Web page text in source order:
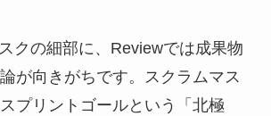
クの細部に、Reviewでは成果物
が向きがちです。スクラムマス
プリントゴールという「北極